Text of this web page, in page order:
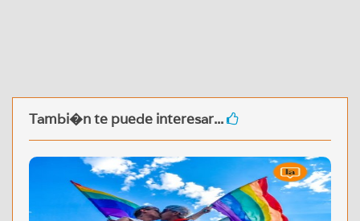
Tambi�n te puede interesar...